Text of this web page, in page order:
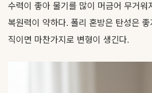
수력이 좋아 물기를 많이 머금어 무거워
복원력이 약하다. 폴리 혼방은 탄성은
직이면 마찬가지로 변형이 생긴다.